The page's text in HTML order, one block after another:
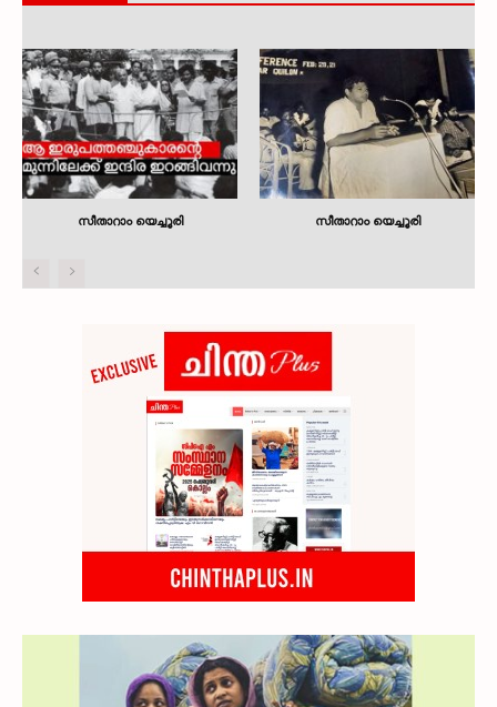
സീതാറാം യെച്ചൂരി സീതാറാം യെച്ചൂരി